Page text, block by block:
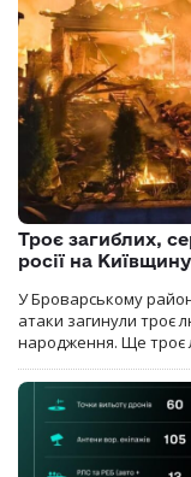
Троє загиблих,
росії на Київщину
У Броварському
атаки загинули троє
народження. Ще троє